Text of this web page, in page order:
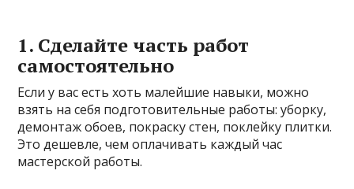
1. Сделайте часть работ
самостоятельно
Если у вас есть хоть малейшие навыки, можно
взять на себя подготовительные работы: уборку,
демонтаж обоев, покраску стен, поклейку плитки.
Это дешевле, чем оплачивать каждый час
мастерской работы.